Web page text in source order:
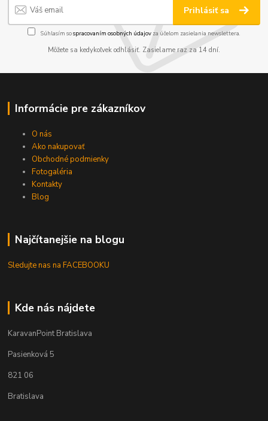
Prihlásiť sa
Súhlasím sospracovaním osobných údajov za účelom zasielania newslettera.
Môžete sa kedykoľvek odhlásiť. Zasielame raz za 14 dní.
Informácie pre zákazníkov
O nás
Ako nakupovať
Obchodné podmienky
Fotogaléria
Kontakty
Blog
Najčítanejšie na blogu
Sledujte nas na FACEBOOKU
Kde nás nájdete
KaravanPoint Bratislava
Pasienková 5
821 06
Bratislava